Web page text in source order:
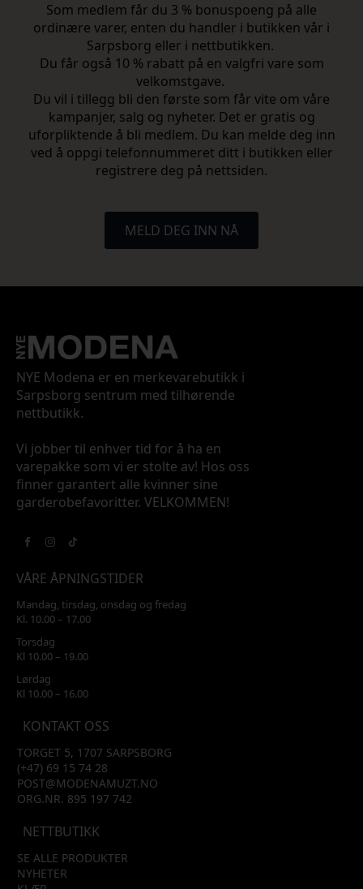
Som medlem får du 3 % bonuspoeng på alle
ordinære varer, enten du handler i butikken vår i
Sarpsborg eller i nettbutikken.
Du får også 10 % rabatt på en valgfri vare som
velkomstgave.
Du vil i tillegg bli den første som får vite om våre
kampanjer, salg og nyheter. Det er gratis og
uforpliktende å bli medlem. Du kan melde deg inn
ved å oppgi telefonnummeret ditt i butikken eller
registrere deg på nettsiden.
MELD DEG INN NÅ
NYE Modena er en merkevarebutikk i
Sarpsborg sentrum med tilhørende
nettbutikk.
Vi jobber til enhver tid for å ha en
varepakke som vi er stolte av! Hos oss
finner garantert alle kvinner sine
garderobefavoritter. VELKOMMEN!
VÅRE ÅPNINGSTIDER
Mandag, tirsdag, onsdag og fredag
Kl. 10.00 – 17.00
Torsdag
Kl 10.00 – 19.00
Lørdag
Kl 10.00 – 16.00
KONTAKT OSS
TORGET 5, 1707 SARPSBORG
(+47) 69 15 74 28
POST@MODENAMUZT.NO
ORG.NR. 895 197 742
NETTBUTIKK
SE ALLE PRODUKTER
NYHETER